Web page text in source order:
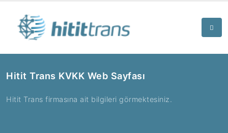
Hitit Trans KVKK Web Sayfası
Hitit Trans firmasına ait bilgileri görmektesiniz.